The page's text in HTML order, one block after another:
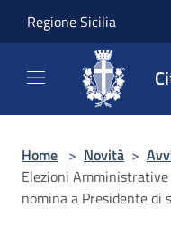
Regione Sicilia
Home > Novità >
Elezioni
nomina a Presidente di